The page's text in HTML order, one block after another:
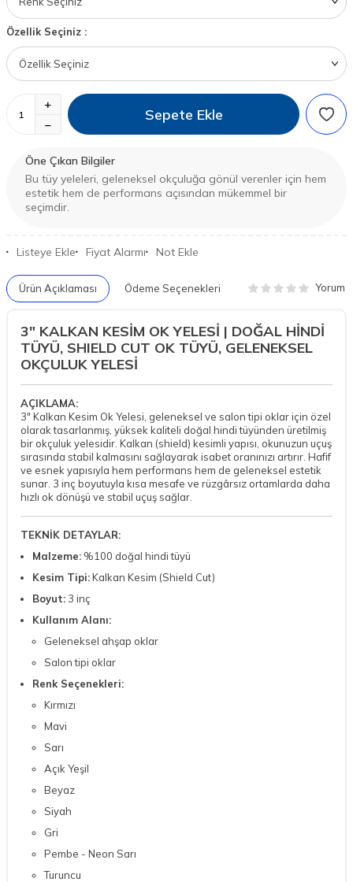
Özellik Seçiniz :
Sepete Ekle
Öne Çıkan Bilgiler
Bu tüy yeleleri, geleneksel okçuluğa gönül verenler için hem
estetik hem de performans açısından mükemmel bir
seçimdir.
Listeye Ekle Fiyat Alarmı Not Ekle
Ürün Açıklaması Ödeme Seçenekleri Yorum
3" KALKAN KESİM OK YELESİ | DOĞAL HİNDİ
TÜYÜ, SHIELD CUT OK TÜYÜ, GELENEKSEL
OKÇULUK YELESİ
AÇIKLAMA:
3" Kalkan Kesim Ok Yelesi, geleneksel ve salon tipi oklar için özel
olarak tasarlanmış, yüksek kaliteli doğal hindi tüyünden üretilmiş
bir okçuluk yelesidir. Kalkan (shield) kesimli yapısı, okunuzun uçuş
sırasında stabil kalmasını sağlayarak isabet oranınızı artırır. Hafif
ve esnek yapısıyla hem performans hem de geleneksel estetik
sunar. 3 inç boyutuyla kısa mesafe ve rüzgârsız ortamlarda daha
hızlı ok dönüşü ve stabil uçuş sağlar.
TEKNİK DETAYLAR:
Malzeme: %100 doğal hindi tüyü
Kesim Tipi:Kalkan Kesim (Shield Cut)
Boyut: 3 inç
Kullanım Alanı:
Geleneksel ahşap oklar
Salon tipi oklar
Renk Seçenekleri:
Kırmızı
Mavi
Sarı
Açık Yeşil
Beyaz
Siyah
Gri
Pembe - Neon Sarı
Turuncu